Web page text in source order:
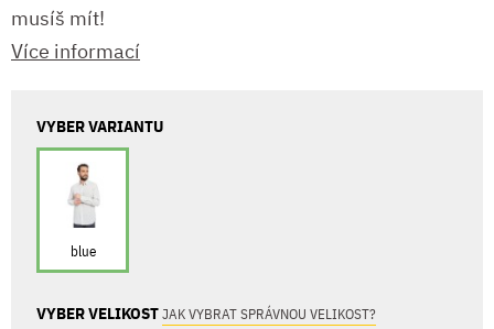
musíš mít!
Více informací
VYBER VARIANTU
blue
VYBER VELIKOSTJAK VYBRAT SPRÁVNOU VELIKOST?